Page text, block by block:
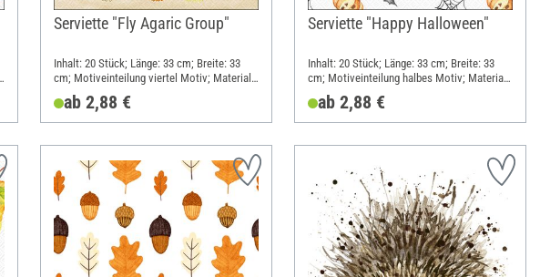
Serviette "Fly Agaric Group"
Inhalt: 20 Stück; Länge: 33 cm; Breite: 33
cm; Motiveinteilung viertel Motiv; Material:
Papier
ab 2,88 €
Serviette "Happy Halloween"
Inhalt: 20 Stück; Länge: 33 cm; Breite: 33
cm; Motiveinteilung halbes Motiv; Material:
Papier
ab 2,88 €